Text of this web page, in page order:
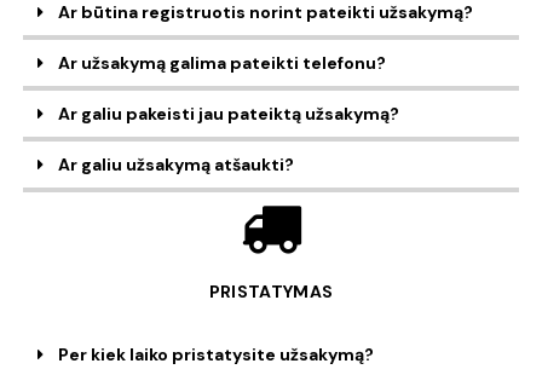
Ar būtina registruotis norint pateikti užsakymą?
Ar užsakymą galima pateikti telefonu?
Ar galiu pakeisti jau pateiktą užsakymą?
Ar galiu užsakymą atšaukti?
PRISTATYMAS
Per kiek laiko pristatysite užsakymą?